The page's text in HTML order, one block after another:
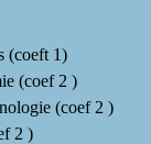
(coeft 1)
(coef 2 )
(coef 2 )
2 )